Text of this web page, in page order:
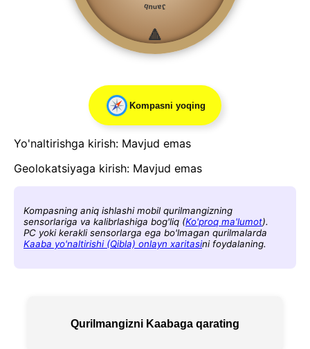
🔺
Janub
Kompasni yoqing
Yo'naltirishga kirish: Mavjud emas
Geolokatsiyaga kirish: Mavjud emas
Kompasning aniq ishlashi mobil qurilmangizning
sensorlariga va kalibrlashiga bog'liq (Ko'proq ma'lumot).
PC yoki kerakli sensorlarga ega bo'lmagan qurilmalarda
Kaaba yo'naltirishi (Qibla) onlayn xaritasini foydalaning.
Qurilmangizni Kaabaga qarating